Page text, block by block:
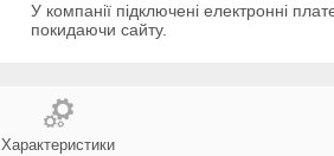
У компанії підключені електронні
покидаючи сайту.
Характеристики